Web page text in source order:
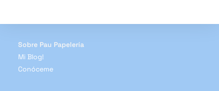
Sobre Pau Papelería
Mi Blog!
Conóceme